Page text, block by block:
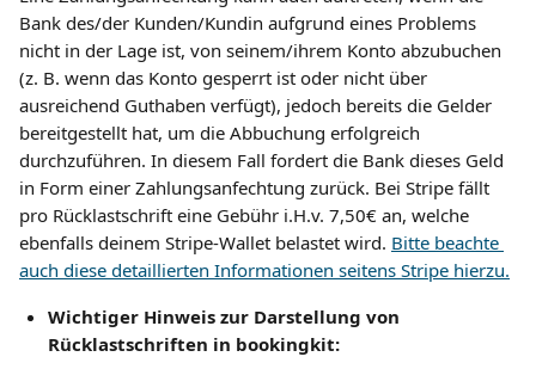
Bank des/der Kunden/Kundin aufgrund eines Problems
nicht in der Lage ist, von seinem/ihrem Konto abzubuchen
(z. B. wenn das Konto gesperrt ist oder nicht über
ausreichend Guthaben verfügt), jedoch bereits die Gelder
bereitgestellt hat, um die Abbuchung erfolgreich
durchzuführen. In diesem Fall fordert die Bank dieses Geld
in Form einer Zahlungsanfechtung zurück. Bei Stripe fällt
pro Rücklastschrift eine Gebühr i.H.v. 7,50€ an, welche
ebenfalls deinem Stripe-Wallet belastet wird. Bitte beachte
auch diese detaillierten Informationen seitens Stripe hierzu.
Wichtiger Hinweis zur Darstellung von
Rücklastschriften in bookingkit: